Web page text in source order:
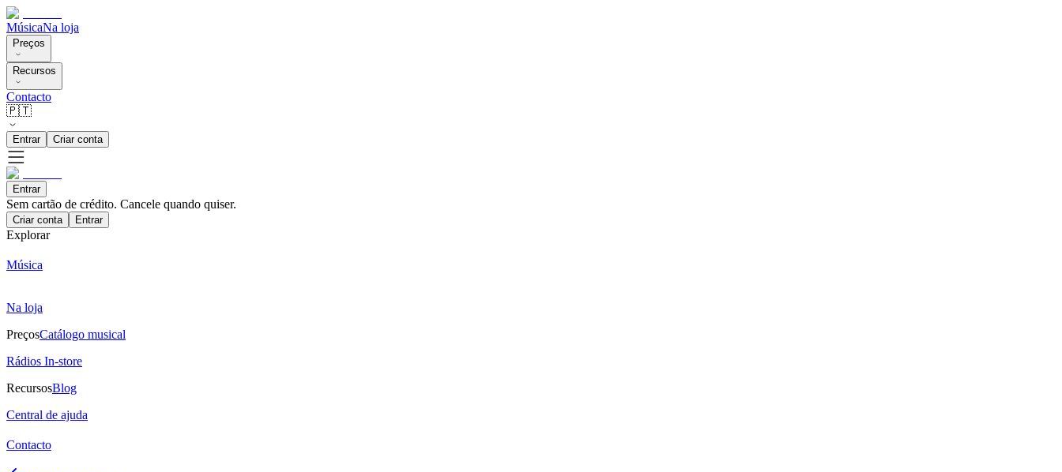
MúsicaNa loja
Preços
Recursos
Contacto
🇵🇹
Entrar Criar conta
Entrar
Sem cartão de crédito. Cancele quando quiser.
Criar conta Entrar
Explorar
Música
Na loja
PreçosCatálogo musical
Rádios In-store
RecursosBlog
Central de ajuda
Contacto